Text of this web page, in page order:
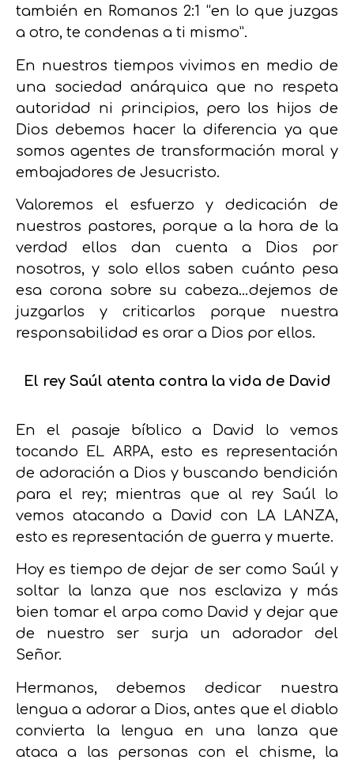
también en Romanos 2:1 “en lo que juzgas
a otro, te condenas a ti mismo”.
En nuestros tiempos vivimos en medio de
una sociedad anárquica que no respeta
autoridad ni principios, pero los hijos de
Dios debemos hacer la diferencia ya que
somos agentes de transformación moral y
embajadores de Jesucristo.
Valoremos el esfuerzo y dedicación de
nuestros pastores, porque a la hora de la
verdad ellos dan cuenta a Dios por
nosotros, y solo ellos saben cuánto pesa
esa corona sobre su cabeza…dejemos de
juzgarlos y criticarlos porque nuestra
responsabilidad es orar a Dios por ellos.
El rey Saúl atenta contra la vida de David
En el pasaje bíblico a David lo vemos
tocando EL ARPA, esto es representación
de adoración a Dios y buscando bendición
para el rey; mientras que al rey Saúl lo
vemos atacando a David con LA LANZA,
esto es representación de guerra y muerte.
Hoy es tiempo de dejar de ser como Saúl y
soltar la lanza que nos esclaviza y más
bien tomar el arpa como David y dejar que
de nuestro ser surja un adorador del
Señor.
Hermanos, debemos dedicar nuestra
lengua a adorar a Dios, antes que el diablo
convierta la lengua en una lanza que
ataca a las personas con el chisme, la